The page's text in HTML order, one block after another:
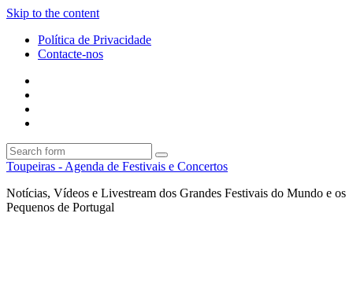
Skip to the content
Política de Privacidade
Contacte-nos
Search
Toupeiras - Agenda de Festivais e Concertos
Notícias, Vídeos e Livestream dos Grandes Festivais do Mundo e os
Pequenos de Portugal